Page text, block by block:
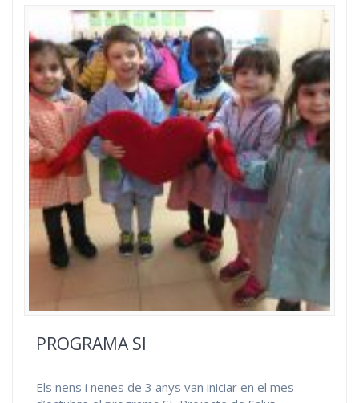
PROGRAMA SI
Els nens i nenes de 3 anys van iniciar en el mes